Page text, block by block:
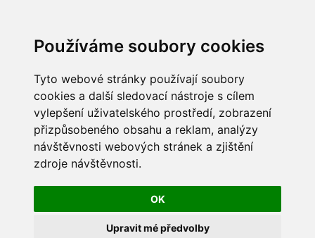
Používáme soubory cookies
Tyto webové stránky používají soubory
cookies a další sledovací nástroje s cílem
vylepšení uživatelského prostředí, zobrazení
přizpůsobeného obsahu a reklam, analýzy
návštěvnosti webových stránek a zjištění
zdroje návštěvnosti.
OK
Upravit mé předvolby